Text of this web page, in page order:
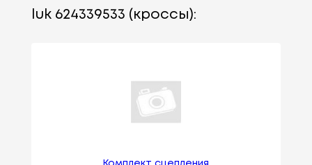
luk 624339533 (кроссы):